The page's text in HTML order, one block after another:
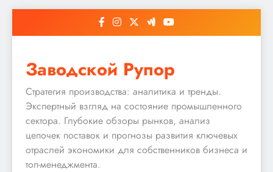
Заводской Рупор
Стратегия производства: аналитика и тренды.
Экспертный взгляд на состояние промышленного
сектора. Глубокие обзоры рынков, анализ
цепочек поставок и прогнозы развития ключевых
отраслей экономики для собственников бизнеса и
топ-менеджмента.